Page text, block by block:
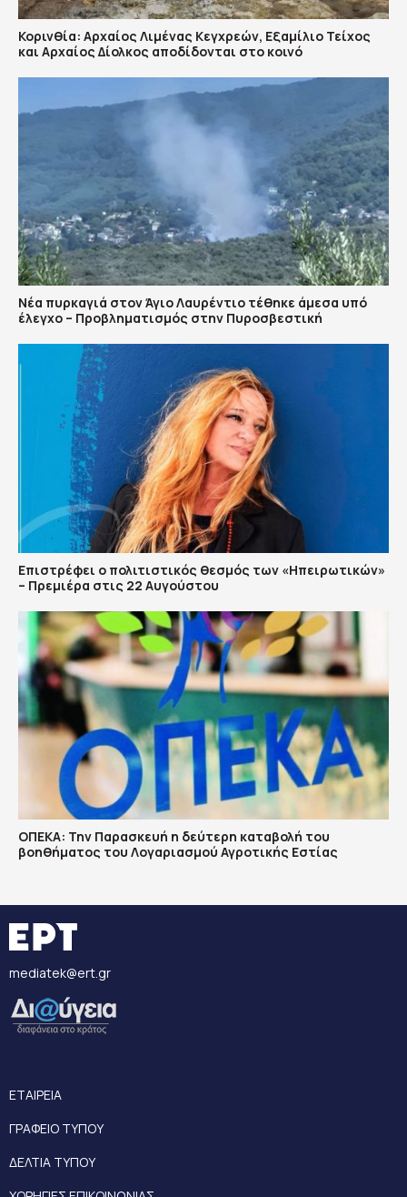
Κορινθία: Αρχαίος Λιμένας Κεγχρεών, Εξαμίλιο Τείχος
και Aρχαίος Δίολκος αποδίδονται στο κοινό
Νέα πυρκαγιά στον Άγιο Λαυρέντιο τέθηκε άμεσα υπό
έλεγχο – Προβληματισμός στην Πυροσβεστική
Επιστρέφει ο πολιτιστικός θεσμός των «Ηπειρωτικών»
– Πρεμιέρα στις 22 Αυγούστου
ΟΠΕΚΑ: Την Παρασκευή η δεύτερη καταβολή του
βοηθήματος του Λογαριασμού Αγροτικής Εστίας
mediatek@ert.gr
ΕΤΑΙΡΕΙΑ
ΓΡΑΦΕΙΟ ΤΥΠΟΥ
ΔΕΛΤΙΑ ΤΥΠΟΥ